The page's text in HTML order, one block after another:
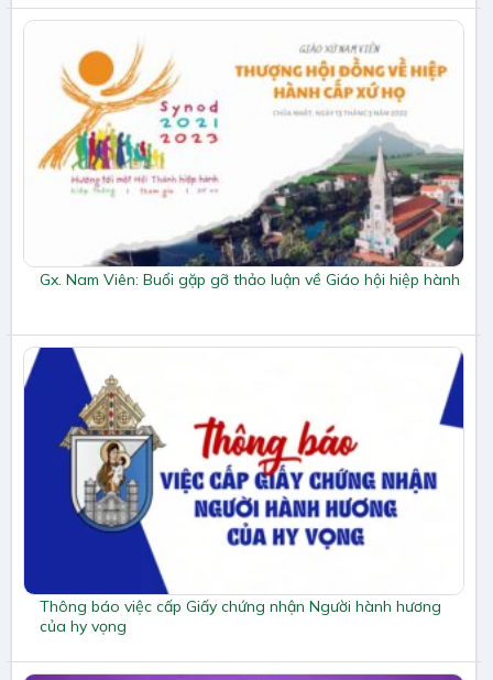
Gx. Nam Viên: Buổi gặp gỡ thảo luận về Giáo hội hiệp hành
Thông báo việc cấp Giấy chứng nhận Người hành hương
của hy vọng